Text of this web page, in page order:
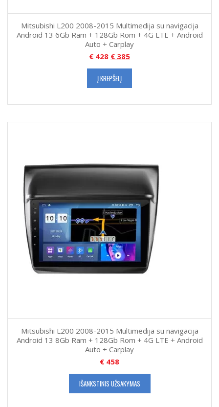
Mitsubishi L200 2008-2015 Multimedija su navigacija
Android 13 6Gb Ram + 128Gb Rom + 4G LTE + Android
Auto + Carplay
€428 € 385
Į KREPŠELĮ
Mitsubishi L200 2008-2015 Multimedija su navigacija
Android 13 8Gb Ram + 128Gb Rom + 4G LTE + Android
Auto + Carplay
€ 458
IŠANKSTINIS UŽSAKYMAS